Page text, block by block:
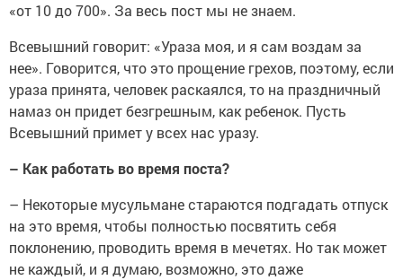
«от 10 до 700». За весь пост мы не знаем.
Всевышний говорит: «Ураза моя, и я сам воздам за
нее». Говорится, что это прощение грехов, поэтому, если
ураза принята, человек раскаялся, то на праздничный
намаз он придет безгрешным, как ребенок. Пусть
Всевышний примет у всех нас уразу.
– Как работать во время поста?
– Некоторые мусульмане стараются подгадать отпуск
на это время, чтобы полностью посвятить себя
поклонению, проводить время в мечетях. Но так может
не каждый, и я думаю, возможно, это даже